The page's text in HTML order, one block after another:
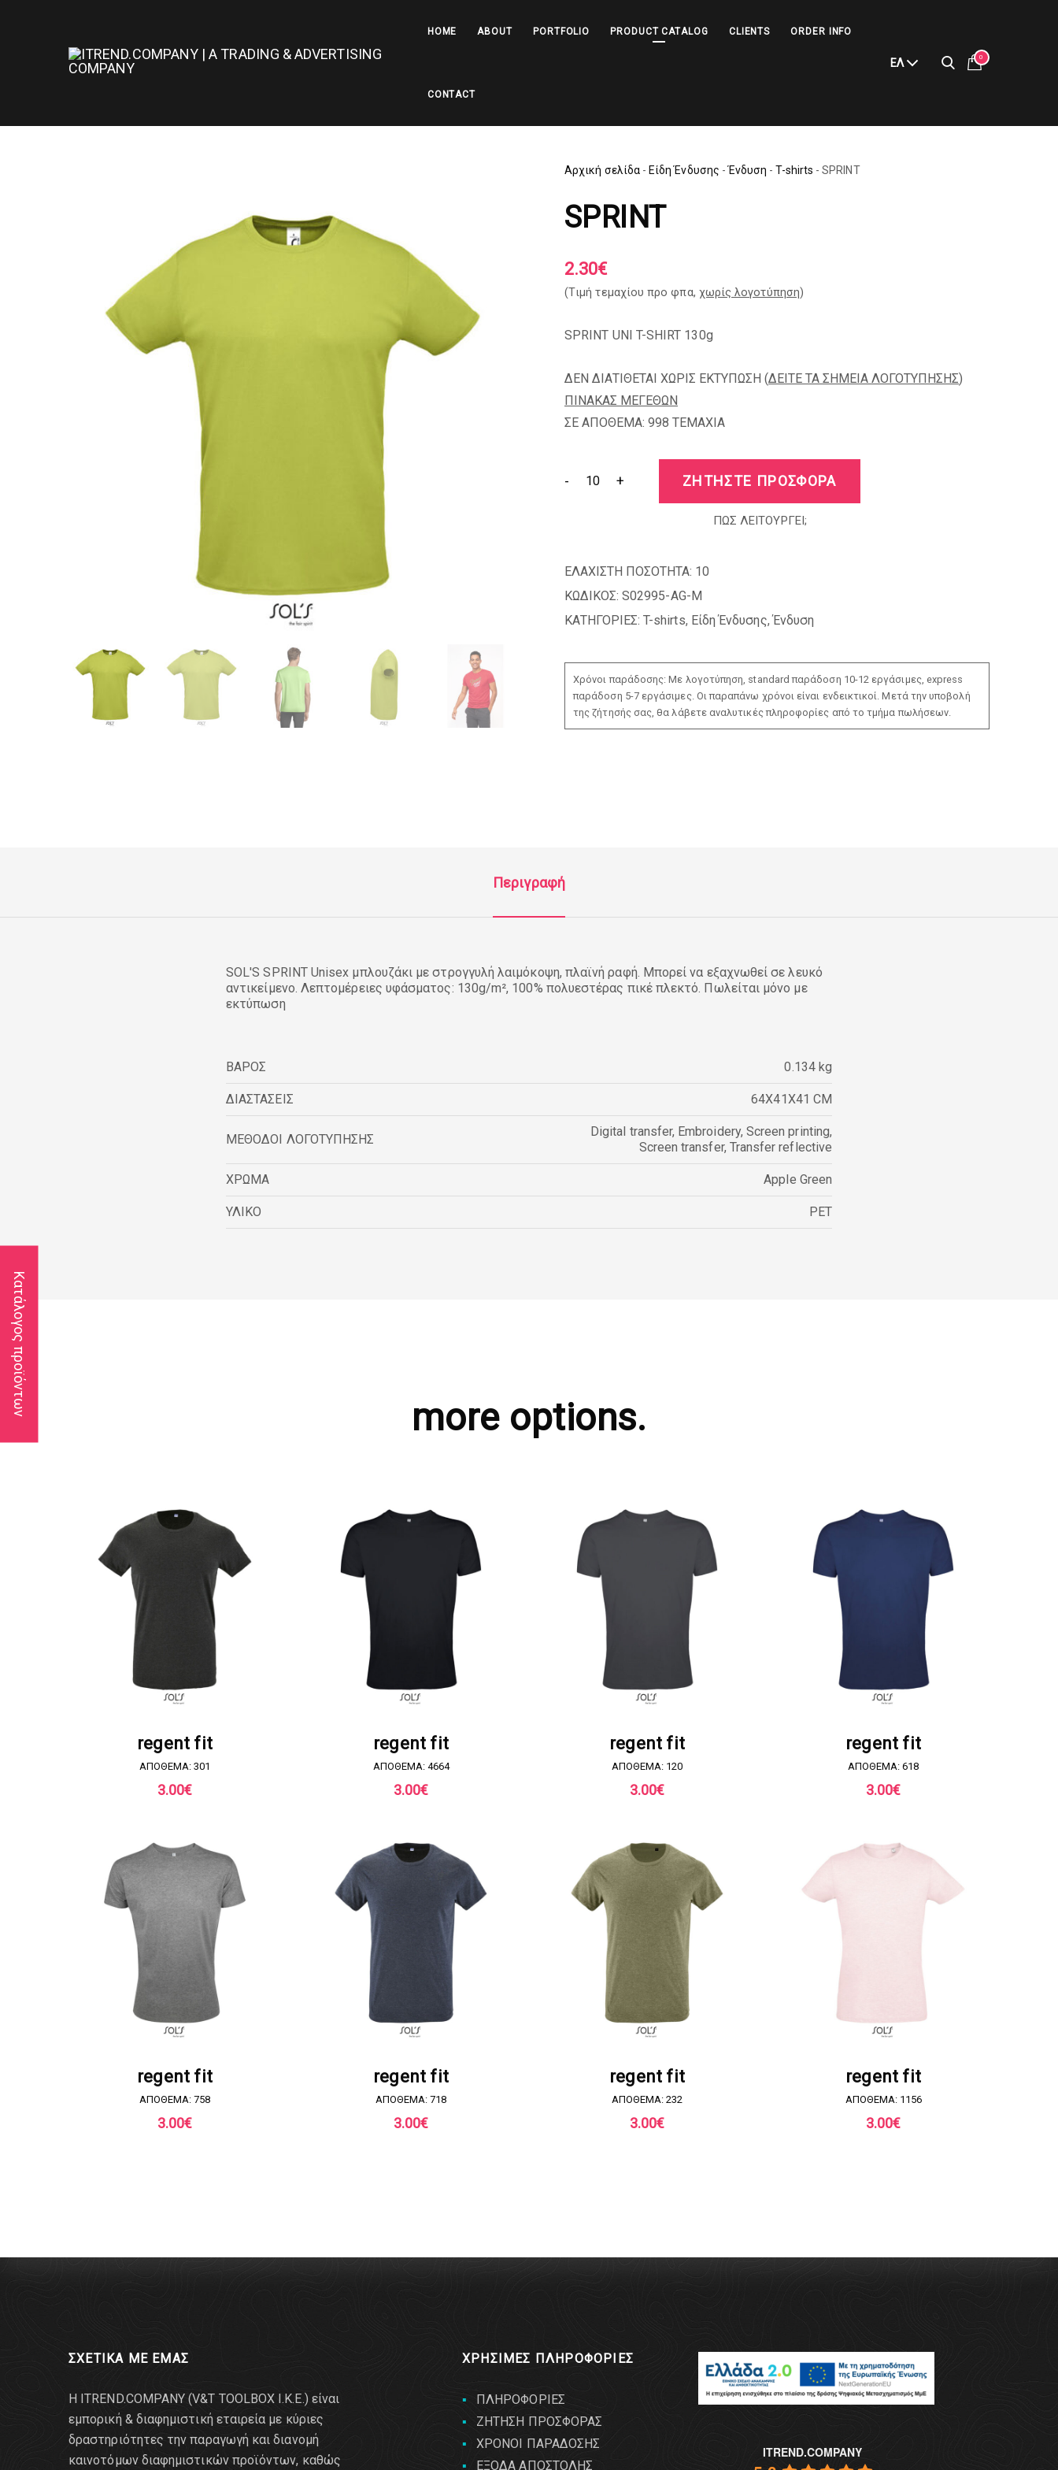
Κατάλογος προϊόντων
HOME ABOUT PORTFOLIO PRODUCT CATALOG CLIENTS ORDER INFO
CONTACT
ΕΛ 0
Αρχική σελίδα - Είδη Ένδυσης - Ένδυση - T-shirts - SPRINT
SPRINT
2.30€
(Tιμή τεμαχίου προ φπα, χωρίς λογοτύπηση)
SPRINT UNI T-SHIRT 130g
ΔΕΝ ΔΙΑΤΙΘΕΤΑΙ ΧΩΡΙΣ ΕΚΤΥΠΩΣΗ (ΔΕΙΤΕ ΤΑ ΣΗΜΕΙΑ ΛΟΓΟΤΥΠΗΣΗΣ)
ΠΙΝΑΚΑΣ ΜΕΓΕΘΩΝ
ΣΕ ΑΠΟΘΕΜΑ: 998 TEMAXIA
- + ΖΗΤΗΣΤΕ ΠΡΟΣΦΟΡΑ
ΠΩΣ ΛΕΙΤΟΥΡΓΕΙ;
ΕΛΑΧΙΣΤΗ ΠΟΣΟΤΗΤΑ: 10
ΚΩΔΙΚΟΣ: S02995-AG-M
ΚΑΤΗΓΟΡΙΕΣ: T-shirts, Είδη Ένδυσης,Ένδυση
Χρόνοι παράδοσης: Με λογοτύπηση, standard παράδοση 10-12 εργάσιμες, express
παράδοση 5-7 εργάσιμες. Οι παραπάνω χρόνοι είναι ενδεικτικοί. Μετά την υποβολή
της ζήτησής σας, θα λάβετε αναλυτικές πληροφορίες από το τμήμα πωλήσεων.
Περιγραφή
SOL'S SPRINT Unisex μπλουζάκι με στρογγυλή λαιμόκοψη, πλαϊνή ραφή. Μπορεί να εξαχνωθεί σε λευκό
αντικείμενο. Λεπτομέρειες υφάσματος: 130g/m², 100% πολυεστέρας πικέ πλεκτό. Πωλείται μόνο με
εκτύπωση
ΒΑΡΟΣ 0.134 kg
ΔΙΑΣΤΑΣΕΙΣ 64X41X41 CM
ΜΕΘΟΔΟΙ ΛΟΓΟΤΥΠΗΣΗΣ
Digital transfer, Embroidery, Screen printing,
Screen transfer, Transfer reflective
ΧΡΩΜΑ Apple Green
ΥΛΙΚΟ PET
more options.
ΖΗΤΗΣΤΕ ΠΡΟΣΦΟΡΑ
regent fit
ΑΠΟΘΕΜΑ: 301
3.00€
ΖΗΤΗΣΤΕ ΠΡΟΣΦΟΡΑ
regent fit
ΑΠΟΘΕΜΑ: 4664
3.00€
ΖΗΤΗΣΤΕ ΠΡΟΣΦΟΡΑ
regent fit
ΑΠΟΘΕΜΑ: 120
3.00€
ΖΗΤΗΣΤΕ ΠΡΟΣΦΟΡΑ
regent fit
ΑΠΟΘΕΜΑ: 618
3.00€
ΖΗΤΗΣΤΕ ΠΡΟΣΦΟΡΑ
regent fit
ΑΠΟΘΕΜΑ: 758
3.00€
ΖΗΤΗΣΤΕ ΠΡΟΣΦΟΡΑ
regent fit
ΑΠΟΘΕΜΑ: 718
3.00€
ΖΗΤΗΣΤΕ ΠΡΟΣΦΟΡΑ
regent fit
ΑΠΟΘΕΜΑ: 232
3.00€
ΖΗΤΗΣΤΕ ΠΡΟΣΦΟΡΑ
regent fit
ΑΠΟΘΕΜΑ: 1156
3.00€
ΣΧΕΤΙΚΑ ΜΕ ΕΜΑΣ
Η ITREND.COMPANY (V&T TOOLBOX Ι.Κ.Ε.) είναι
εμπορική & διαφημιστική εταιρεία με κύριες
δραστηριότητες την παραγωγή και διανομή
καινοτόμων διαφημιστικών προϊόντων, καθώς
ΧΡΗΣΙΜΕΣ ΠΛΗΡΟΦΟΡΙΕΣ
ΠΛΗΡΟΦΟΡΙΕΣ
ΖΗΤΗΣΗ ΠΡΟΣΦΟΡΑΣ
ΧΡΟΝΟΙ ΠΑΡΑΔΟΣΗΣ
ΕΞΟΔΑ ΑΠΟΣΤΟΛΗΣ
ITREND.COMPANY